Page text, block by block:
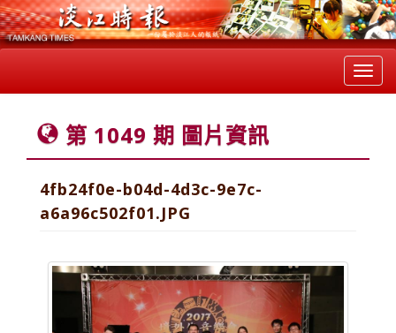
第 1049 期 圖片資訊
4fb24f0e-b04d-4d3c-9e7c-
a6a96c502f01.JPG